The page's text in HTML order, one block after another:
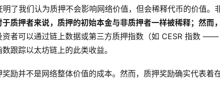
明了我们认为质押不会影响网络价值，但会稀释代币的价值。
于质押者来说，质押的初始本金与非质押者一样被稀释；然而
资者可以通过链上数据或第三方质押指数（如 CESR 指数
跟踪以太坊链上的此类收益。
励并不是网络整体价值的成本。然而，质押奖励确实代表着